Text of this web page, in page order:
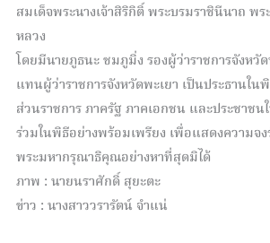
สมเด็จพระนางเจ้าสิริกิติ์ พระบรมราชินีนาถ พ
หลวง
โดยมีนายภูธนะ ชมภูมิ่ง รองผู้ว่าราชการจังหวั
แทนผู้ว่าราชการจังหวัดพะเยา เป็นประธานใ
ส่วนราชการ ภาครัฐ ภาคเอกชน และประชาชน
ร่วมในพิธีอย่างพร้อมเพรียง เพื่อแสดงความจ
พระมหากรุณาธิคุณอย่างหาที่สุดมิได้
ภาพ : นายนราศักดิ์ สุยะตะ
ข่าว : นางสาววรารัตน์ จำแน่